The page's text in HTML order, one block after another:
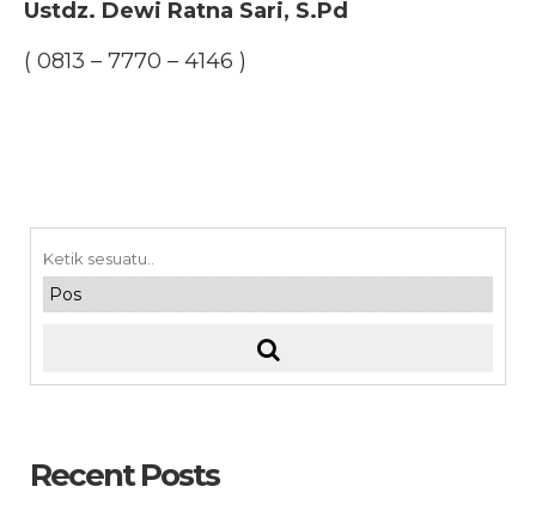
Ustdz. Dewi Ratna Sari, S.Pd
( 0813 – 7770 – 4146 )
Recent Posts